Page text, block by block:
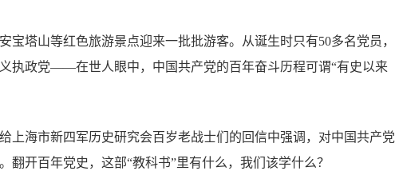
宝塔山等红色旅游景点迎来一批批游客。从诞生时只有50多名党员，
执政党——在世人眼中，中国共产党的百年奋斗历程可谓“有史以来
上海市新四军历史研究会百岁老战士们的回信中强调，对中国共产党
开百年党史，这部“教科书”里有什么，我们该学什么？